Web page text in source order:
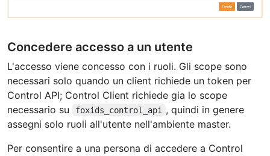
Concedere accesso a un utente
L'accesso viene concesso con i ruoli. Gli scope sono
necessari solo quando un client richiede un token per
Control API; Control Client richiede gia lo scope
necessario su
foxids_control_api
, quindi in genere
assegni solo ruoli all'utente nell'ambiente master.
Per consentire a una persona di accedere a Control